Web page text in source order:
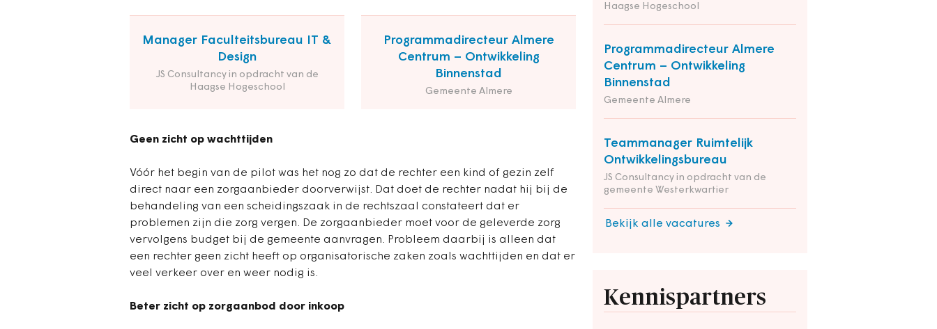
Manager Faculteitsbureau IT &
Design
JS Consultancy in opdracht van de
Haagse Hogeschool
Programmadirecteur Almere
Centrum – Ontwikkeling
Binnenstad
Gemeente Almere
Geen zicht op wachttijden
Haagse Hogeschool
Programmadirecteur Almere
Centrum – Ontwikkeling
Binnenstad
Gemeente Almere
Teammanager Ruimtelijk
Ontwikkelingsbureau
JS Consultancy in opdracht van de
gemeente Westerkwartier
Bekijk alle vacatures
Kennispartners
Vóór het begin van de pilot was het nog zo dat de rechter een kind of gezin zelf
direct naar een zorgaanbieder doorverwijst. Dat doet de rechter nadat hij bij de
behandeling van een scheidingszaak in de rechtszaal constateert dat er
problemen zijn die zorg vergen. De zorgaanbieder moet voor de geleverde zorg
vervolgens budget bij de gemeente aanvragen. Probleem daarbij is alleen dat
een rechter geen zicht heeft op organisatorische zaken zoals wachttijden en dat er
veel verkeer over en weer nodig is.
Beter zicht op zorgaanbod door inkoop